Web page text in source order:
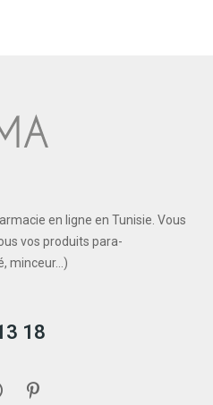
en ligne en Tunisie. Vous
vos produits para-
minceur...)
18